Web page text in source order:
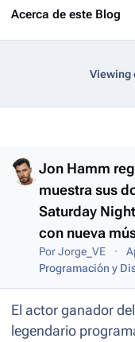
Acerca de este Blog
Viewing
Jon Hamm
muestra sus
Saturday
con nueva
PorJorge_VE
Programación y
El actor ganador
legendario